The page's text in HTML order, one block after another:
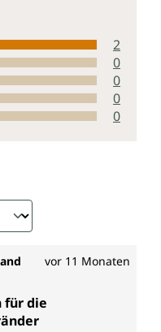
2
0
0
0
0
vor 11 Monaten
5 von 5 Sternen
für die